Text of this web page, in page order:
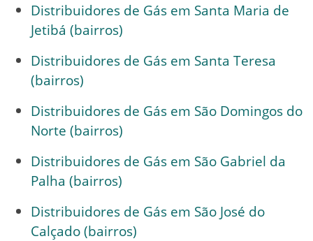
Distribuidores de Gás em Santa Maria de
Jetibá (bairros)
Distribuidores de Gás em Santa Teresa
(bairros)
Distribuidores de Gás em São Domingos do
Norte (bairros)
Distribuidores de Gás em São Gabriel da
Palha (bairros)
Distribuidores de Gás em São José do
Calçado (bairros)